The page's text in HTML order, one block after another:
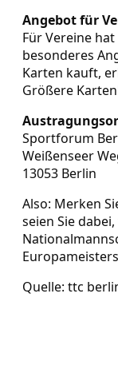
Angebot für
Für Vereine
besonderes
Karten kauft,
Größere
Sportforum
Weißenseer
13053 Berlin
Also: Merken
seien Sie
Quelle: ttc